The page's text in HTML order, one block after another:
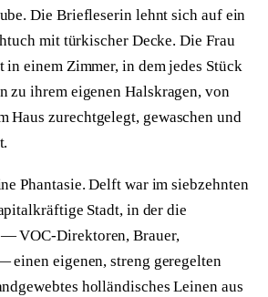
Die Briefleserin lehnt sich auf ein
mit türkischer Decke. Die Frau
in einem Zimmer, in dem jedes Stück
zu ihrem eigenen Halskragen, von
Haus zurechtgelegt, gewaschen und
Phantasie. Delft war im siebzehnten
Stadt, in der die
VOC-Direktoren, Brauer,
einen eigenen, streng geregelten
holländisches Leinen aus